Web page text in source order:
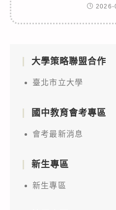
2026-
大學策略聯盟合作
臺北市立大學
國中教育會考專區
會考最新消息
新生專區
新生專區